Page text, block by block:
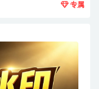
专属